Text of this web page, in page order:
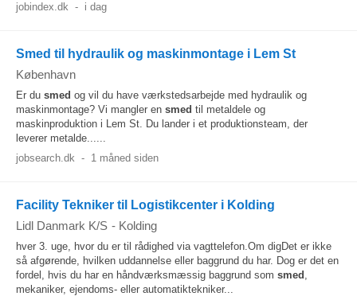
jobindex.dk - i dag
Smed til hydraulik og maskinmontage i Lem St
København
Er du smed og vil du have værkstedsarbejde med hydraulik og
maskinmontage? Vi mangler en smed til metaldele og
maskinproduktion i Lem St. Du lander i et produktionsteam, der
leverer metalde......
jobsearch.dk - 1 måned siden
Facility Tekniker til Logistikcenter i Kolding
Lidl Danmark K/S - Kolding
hver 3. uge, hvor du er til rådighed via vagttelefon.Om digDet er ikke
så afgørende, hvilken uddannelse eller baggrund du har. Dog er det en
fordel, hvis du har en håndværksmæssig baggrund som smed ,
mekaniker, ejendoms- eller automatiktekniker...